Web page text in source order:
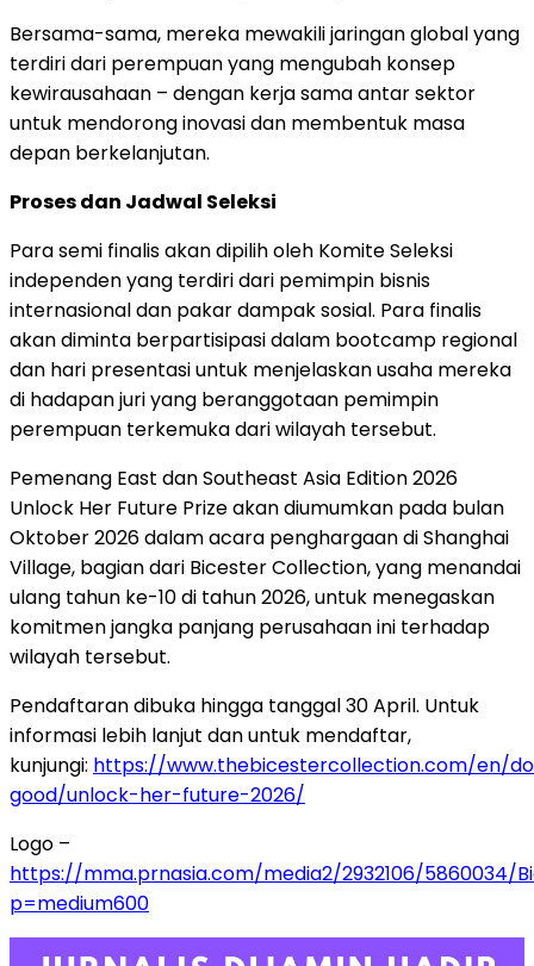
Bersama-sama, mereka mewakili jaringan global yang
terdiri dari perempuan yang mengubah konsep
kewirausahaan – dengan kerja sama antar sektor
untuk mendorong inovasi dan membentuk masa
depan berkelanjutan.
Proses dan Jadwal Seleksi
Para semi finalis akan dipilih oleh Komite Seleksi
independen yang terdiri dari pemimpin bisnis
internasional dan pakar dampak sosial. Para finalis
akan diminta berpartisipasi dalam bootcamp regional
dan hari presentasi untuk menjelaskan usaha mereka
di hadapan juri yang beranggotaan pemimpin
perempuan terkemuka dari wilayah tersebut.
Pemenang East dan Southeast Asia Edition 2026
Unlock Her Future Prize akan diumumkan pada bulan
Oktober 2026 dalam acara penghargaan di Shanghai
Village, bagian dari Bicester Collection, yang menandai
ulang tahun ke-10 di tahun 2026, untuk menegaskan
komitmen jangka panjang perusahaan ini terhadap
wilayah tersebut.
Pendaftaran dibuka hingga tanggal 30 April. Untuk
informasi lebih lanjut dan untuk mendaftar,
kunjungi: https://www.thebicestercollection.com/en/
good/unlock-her-future-2026/
Logo –
https://mma.prnasia.com/media2/2932106/5860034/
p=medium600